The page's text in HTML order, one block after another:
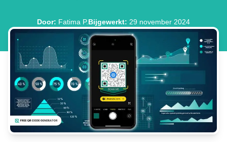
Door: Fatima P.Bijgewerkt: 29 november 2024